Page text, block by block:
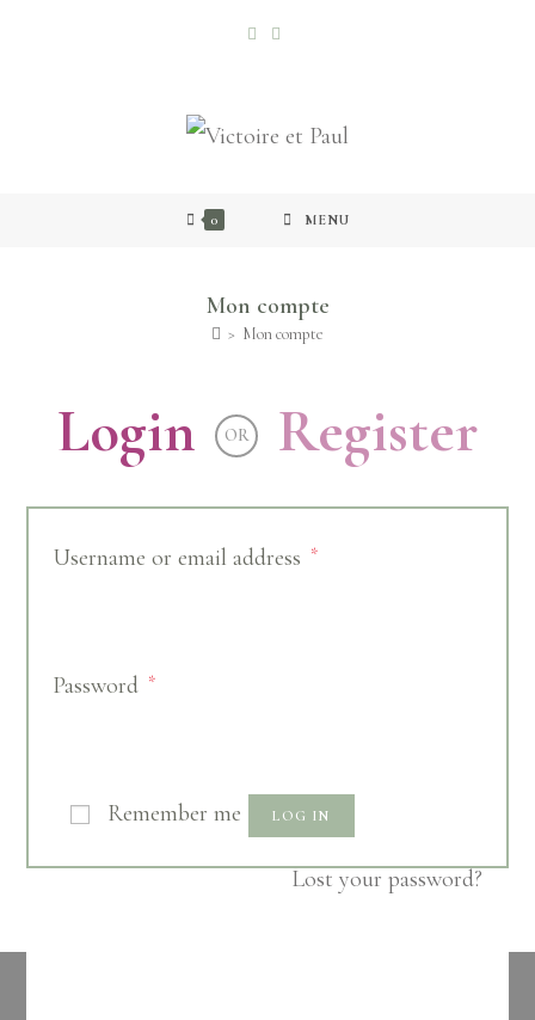
0 MENU
Mon compte
> Mon compte
Login OR Register
Username or email address *
Password *
Remember me LOG IN
Lost your password?